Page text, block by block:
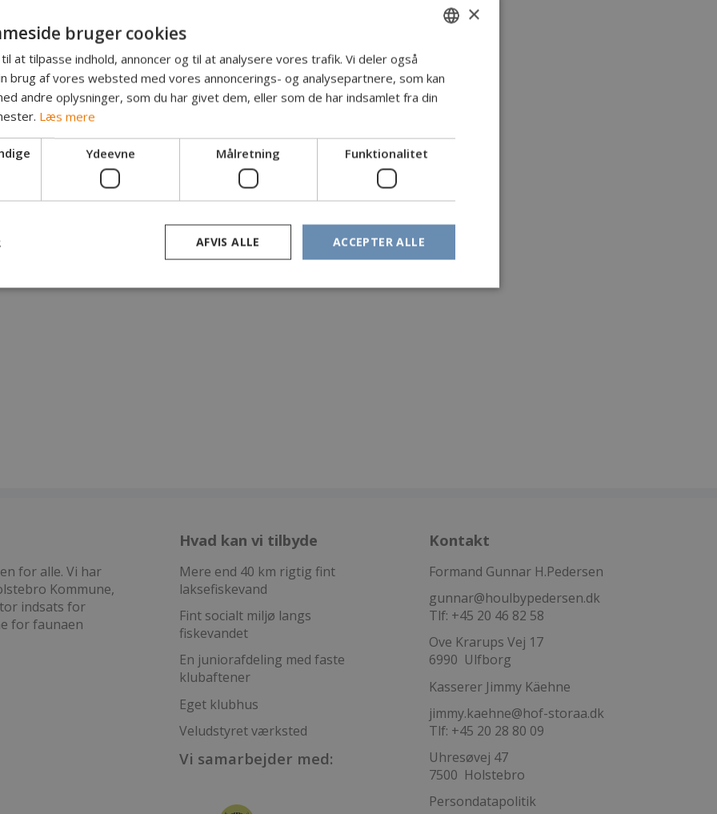
for alle. Vi har
Kommune,
indsats for
for faunaen
Hvad kan vi tilbyde
Mere end 40 km rigtig fint
laksefiskevand
Fint socialt miljø langs
fiskevandet
En juniorafdeling med faste
klubaftener
Eget klubhus
Veludstyret værksted
Vi samarbejder med:
Kontakt
Formand Gunnar H.Pedersen
gunnar@houlbypedersen.dk
Tlf: +45 20 46 82 58
Ove Krarups Vej 17
6990 Ulfborg
Kasserer Jimmy Käehne
jimmy.kaehne@hof-storaa.dk
Tlf: +45 20 28 80 09
Uhresøvej 47
7500 Holstebro
Persondatapolitik
ENGLISH
×
bruger cookies
at tilpasse indhold, annoncer og til at analysere vores trafik. Vi deler også
brug af vores websted med vores annoncerings- og analysepartnere, som kan
andre oplysninger, som du har givet dem, eller som de har indsamlet fra din
Læs mere
Ydeevne Målretning Funktionalitet
ACCEPTER ALLE
AFVIS ALLE